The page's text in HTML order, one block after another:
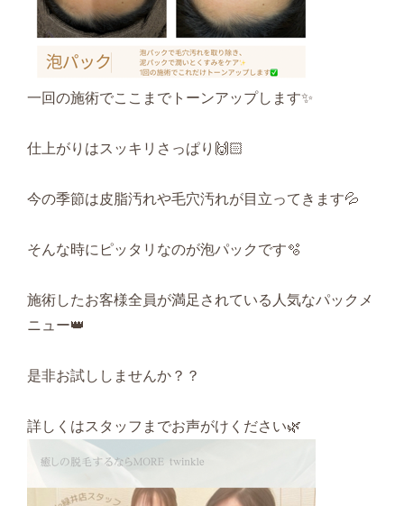
一回の施術でここまでトーンアップします✨
仕上がりはスッキリさっぱり🙌🏻
今の季節は皮脂汚れや毛穴汚れが目立ってきます💦
そんな時にピッタリなのが泡パックです🫧
施術したお客様全員が満足されている人気なパックメ
ニュー👑
是非お試ししませんか？？
詳しくはスタッフまでお声がけください🌿